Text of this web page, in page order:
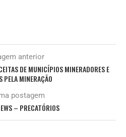
anterior
DE MUNICÍPIOS MINERADORES E
PELA MINERAÇÃO
postagem
– PRECATÓRIOS